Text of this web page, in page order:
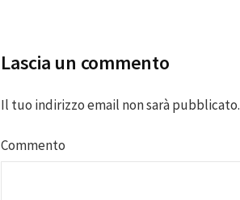
Lascia un commento
Il tuo indirizzo email non sarà pubblicato.
Commento